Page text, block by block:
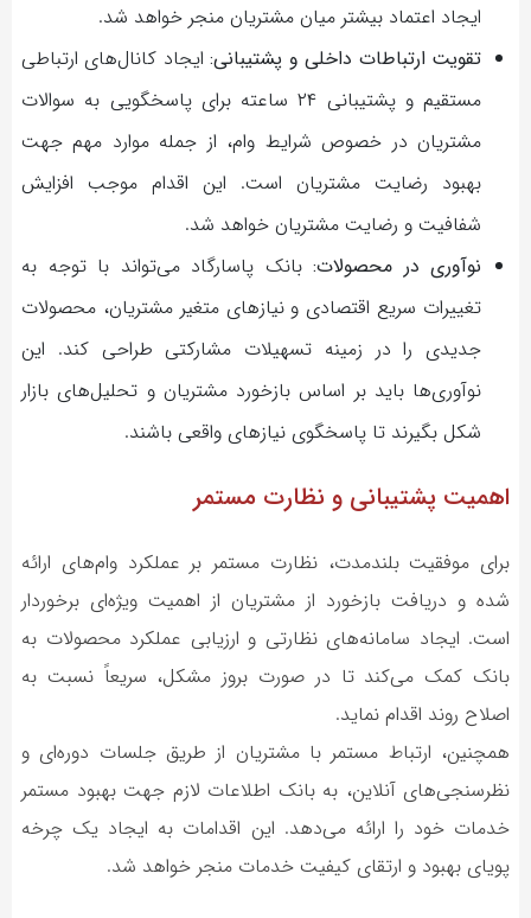
ایجاد اعتماد بیشتر میان مشتریان منجر خواهد شد.
تقویت ارتباطات داخلی و پشتیبانی:ایجاد کانال‌های ارتباطی
مستقیم و پشتیبانی ۲۴ ساعته برای پاسخگویی به سوالات
مشتریان در خصوص شرایط وام، از جمله موارد مهم جهت
بهبود رضایت مشتریان است. این اقدام موجب افزایش
شفافیت و رضایت مشتریان خواهد شد.
نوآوری در محصولات: بانک پاسارگاد می‌تواند با توجه به
تغییرات سریع اقتصادی و نیازهای متغیر مشتریان، محصولات
جدیدی را در زمینه تسهیلات مشارکتی طراحی کند. این
نوآوری‌ها باید بر اساس بازخورد مشتریان و تحلیل‌های بازار
شکل بگیرند تا پاسخگوی نیازهای واقعی باشند.
اهمیت پشتیبانی و نظارت مستمر
برای موفقیت بلندمدت، نظارت مستمر بر عملکرد وام‌های ارائه
شده و دریافت بازخورد از مشتریان از اهمیت ویژه‌ای برخوردار
است. ایجاد سامانه‌های نظارتی و ارزیابی عملکرد محصولات به
بانک کمک می‌کند تا در صورت بروز مشکل، سریعاً نسبت به
اصلاح روند اقدام نماید.
همچنین، ارتباط مستمر با مشتریان از طریق جلسات دوره‌ای و
نظرسنجی‌های آنلاین، به بانک اطلاعات لازم جهت بهبود مستمر
خدمات خود را ارائه می‌دهد. این اقدامات به ایجاد یک چرخه
پویای بهبود و ارتقای کیفیت خدمات منجر خواهد شد.